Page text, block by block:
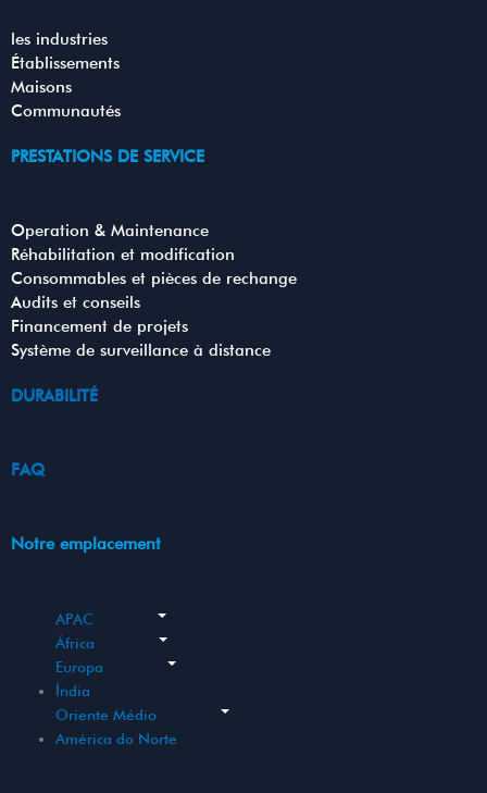
les industries
Établissements
Maisons
Communautés
PRESTATIONS DE SERVICE
Operation & Maintenance
Réhabilitation et modification
Consommables et pièces de rechange
Audits et conseils
Financement de projets
Système de surveillance à distance
DURABILITÉ
FAQ
Notre emplacement
APAC
África
Europa
Índia
Oriente Médio
América do Norte